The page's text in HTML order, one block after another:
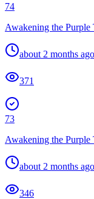
74
Awakening the
about 2 months ago
371
73
Awakening the
about 2 months ago
346